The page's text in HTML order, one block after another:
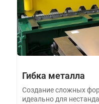
Гибка металла
Создание сложных
идеально для